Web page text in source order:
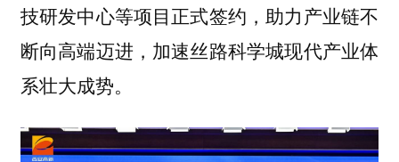
技研发中心等项目正式签约，助力产业链不
断向高端迈进，加速丝路科学城现代产业体
系壮大成势。